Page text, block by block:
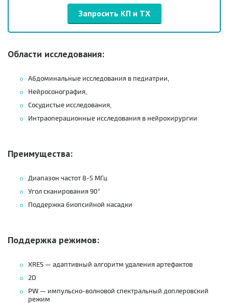
Запросить КП и ТХ
Области исследования:
Абдоминальные исследования в педиатрии,
Нейросонография,
Сосудистые исследования,
Интраоперационные исследования в нейрохирургии
Преимущества:
Диапазон частот 8-5 МГц
Угол сканирования 90°
Поддержка биопсийной насадки
Поддержка режимов:
XRES — адаптивный алгоритм удаления артефактов
2D
PW — импульсно-волновой спектральный доплеровский
режим